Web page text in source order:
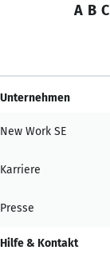
A B C
Unternehmen
New Work SE
Karriere
Presse
Hilfe & Kontakt